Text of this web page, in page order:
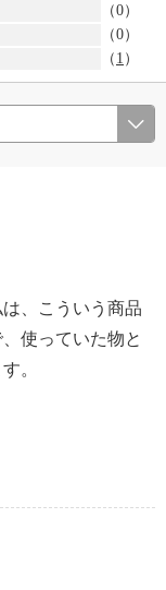
（0）
（0）
（ 1 ）
、こういう商品
使っていた物と
。